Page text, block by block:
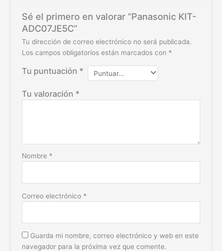
Sé el primero en valorar “Panasonic KIT-
ADC07JE5C”
Tu dirección de correo electrónico no será publicada.
Los campos obligatorios están marcados con *
Tu puntuación *
Tu valoración *
Nombre *
Correo electrónico *
Guarda mi nombre, correo electrónico y web en este
navegador para la próxima vez que comente.